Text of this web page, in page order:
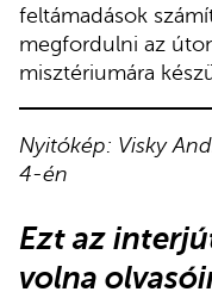
feltámadások
megfordulni az
misztériumára
Nyitókép: Visky
4-én
Ezt az
volna